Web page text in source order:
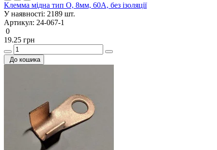
Клемма мідна тип О, 8мм, 60А, без ізоляції
У наявності: 2189 шт.
Артикул: 24-067-1
0
19.25 грн
До кошика